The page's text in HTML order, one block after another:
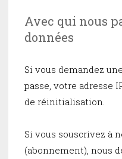
Avec qui nous
données
Si vous demandez
passe, votre adresse
de réinitialisation.
Si vous souscrivez à
(abonnement), nous